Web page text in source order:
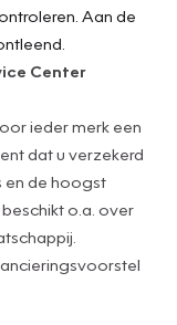
Aan de
Center
ieder merk een
dat u verzekerd
en de hoogst
o.a. over